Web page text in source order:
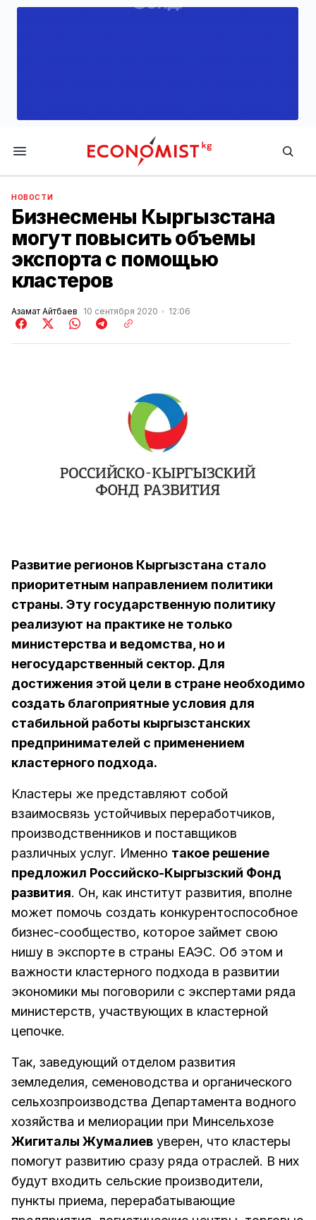
Economist.kg
НОВОСТИ
Бизнесмены Кыргызстана
могут повысить объемы
экспорта с помощью
кластеров
Азамат Айтбаев 10 сентября 2020 12:06
Развитие регионов Кыргызстана стало
приоритетным направлением политики
страны. Эту государственную политику
реализуют на практике не только
министерства и ведомства, но и
негосударственный сектор. Для
достижения этой цели в стране необходимо
создать благоприятные условия для
стабильной работы кыргызстанских
предпринимателей с применением
кластерного подхода.
Кластеры же представляют собой
взаимосвязь устойчивых переработчиков,
производственников и поставщиков
различных услуг. Именно такое решение
предложил Российско-Кыргызский Фонд
развития. Он, как институт развития, вполне
может помочь создать конкурентоспособное
бизнес-сообщество, которое займет свою
нишу в экспорте в страны ЕАЭС. Об этом и
важности кластерного подхода в развитии
экономики мы поговорили с экспертами ряда
министерств, участвующих в кластерной
цепочке.
Так, заведующий отделом развития
земледелия, семеноводства и органического
сельхозпроизводства Департамента водного
хозяйства и мелиорации при Минсельхозе
Жигиталы Жумалиев уверен, что кластеры
помогут развитию сразу ряда отраслей. В них
будут входить сельские производители,
пункты приема, перерабатывающие